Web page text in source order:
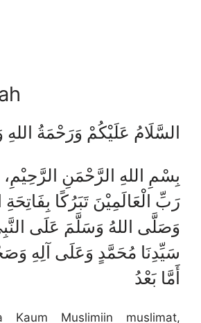
السَّلَامُ عَلَيْكُمْ وَرَحْمَةُ اللهِ
بِسْمِ اللهِ الرَّحْمَنِ الرَّحِيْمِ،
رَبِّ الْعَالَمِيْنَ تَبَرُكًا بِفَاتِحَةِ
وَصَلَّى اللهُ وَسَلَّمَ عَلَى
سَيِّدِنَا مُحَمَّدٍ وَعَلَى آلِهِ
أَمَّا بَعْدُ
Kaum Muslimiin muslimat,